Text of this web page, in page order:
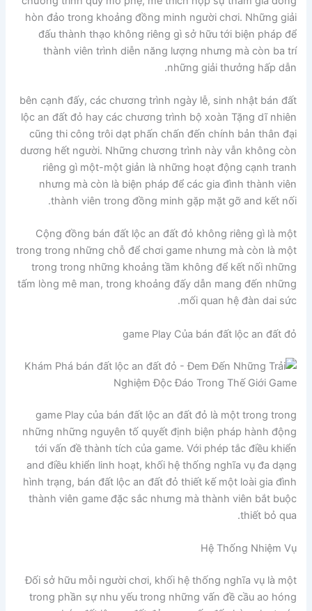
hòn đảo trong khoảng đồng minh người chơi. Những giải
đấu thành thạo không riêng gì sở hữu tới biện pháp để
thành viên trình diễn năng lượng nhưng mà còn ba trí
những giải thưởng hấp dẫn.
bên cạnh đấy, các chương trình ngày lễ, sinh nhật bán đất
lộc an đất đỏ hay các chương trình bộ xoàn Tặng dĩ nhiên
cũng thi công trôi dạt phấn chấn đến chính bản thân đại
dương hết người. Những chương trình này vẫn không còn
riêng gì một-một giản là những hoạt động cạnh tranh
nhưng mà còn là biện pháp để các gia đình thành viên
thành viên trong đồng minh gặp mặt gỡ and kết nối.
Cộng đồng bán đất lộc an đất đỏ không riêng gì là một
trong trong những chỗ để chơi game nhưng mà còn là một
trong trong những khoảng tầm không để kết nối những
tấm lòng mê man, trong khoảng đấy dẫn mang đến những
mối quan hệ đàn dai sức.
game Play Của bán đất lộc an đất đỏ
game Play của bán đất lộc an đất đỏ là một trong trong
những những nguyên tố quyết định biện pháp hành động
tới vấn đề thành tích của game. Với phép tắc điều khiển
and điều khiển linh hoạt, khối hệ thống nghĩa vụ đa dạng
hình trạng, bán đất lộc an đất đỏ thiết kế một loài gia đình
thành viên game đặc sắc nhưng mà thành viên bắt buộc
thiết bỏ qua.
Hệ Thống Nhiệm Vụ
Đối sở hữu mỗi người chơi, khối hệ thống nghĩa vụ là một
trong phần sự nhu yếu trong những vấn đề cầu ao hóng